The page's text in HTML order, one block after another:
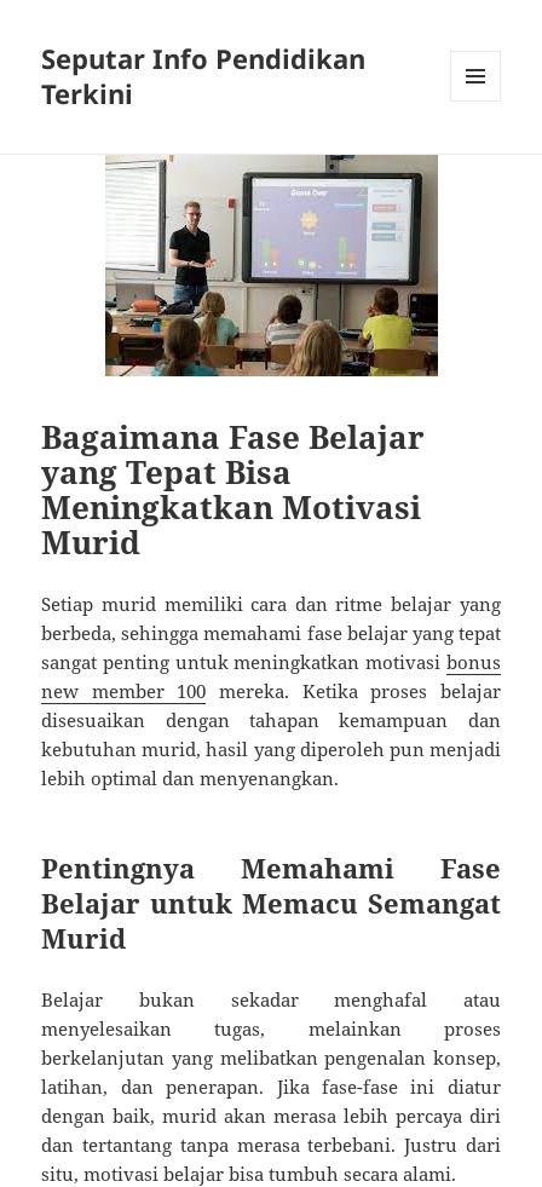
Seputar Info Pendidikan
Terkini
Bagaimana Fase Belajar
yang Tepat Bisa
Meningkatkan Motivasi
Murid
Setiap murid memiliki cara dan ritme belajar yang
berbeda, sehingga memahami fase belajar yang tepat
sangat penting untuk meningkatkan motivasi bonus
new member 100 mereka. Ketika proses belajar
disesuaikan dengan tahapan kemampuan dan
kebutuhan murid, hasil yang diperoleh pun menjadi
lebih optimal dan menyenangkan.
Pentingnya Memahami Fase
Belajar untuk Memacu Semangat
Murid
Belajar bukan sekadar menghafal atau
menyelesaikan tugas, melainkan proses
berkelanjutan yang melibatkan pengenalan konsep,
latihan, dan penerapan. Jika fase-fase ini diatur
dengan baik, murid akan merasa lebih percaya diri
dan tertantang tanpa merasa terbebani. Justru dari
situ, motivasi belajar bisa tumbuh secara alami.